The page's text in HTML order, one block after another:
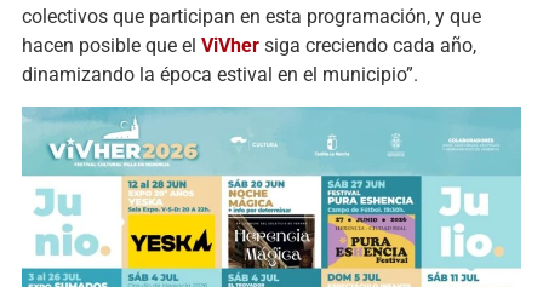
colectivos que participan en esta programación, y que
hacen posible que el ViVhersiga creciendo cada año,
dinamizando la época estival en el municipio”.